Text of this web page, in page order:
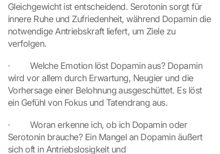
Gleichgewicht ist entscheidend. Serotonin sorgt für
innere Ruhe und Zufriedenheit, während Dopamin die
notwendige Antriebskraft liefert, um Ziele zu
verfolgen.
·         Welche Emotion löst Dopamin aus? Dopamin
wird vor allem durch Erwartung, Neugier und die
Vorhersage einer Belohnung ausgeschüttet. Es löst
ein Gefühl von Fokus und Tatendrang aus.
·         Woran erkenne ich, ob ich Dopamin oder
Serotonin brauche? Ein Mangel an Dopamin äußert
sich oft in Antriebslosigkeit und
a
p
-
K
r
t
e
z
D
a
b